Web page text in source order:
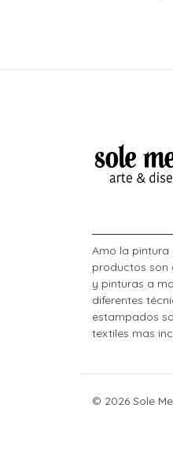
Amo la pintura
productos son
y pinturas a
diferentes
estampados
textiles mas
© 2026 Sole